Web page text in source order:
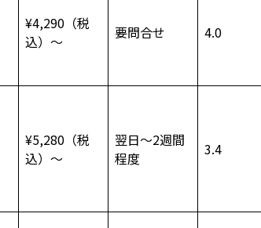
¥4,290（税
込）～
要問合せ 4.0
¥5,280（税
込）～
翌日～2週間
程度
3.4